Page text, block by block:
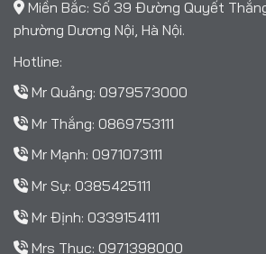
Miền Bắc: Số 39 Đường Quyết
phường Dương Nội, Hà Nội.
Hotline:
Mr Quảng: 0979573000
Mr Thắng: 0869753111
Mr Mạnh: 0971073111
Mr Sự: 0385425111
Mr Định: 0339154111
Mrs Thục: 0971398000